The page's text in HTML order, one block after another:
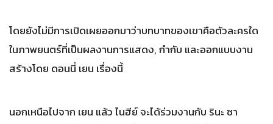
โดยยังไม่มีการเปิดเผยออกมาว่าบทบาทของเขาคือตัวละครใด
ในภาพยนตร์ที่เป็นผลงานการแสดง, กำกับ และออกแบบงาน
สร้างโดย ดอนนี่ เยน เรื่องนี้
นอกเหนือไปจาก เยน แล้ว ไนฮีย์ จะได้ร่วมงานกับ รินะ ซา